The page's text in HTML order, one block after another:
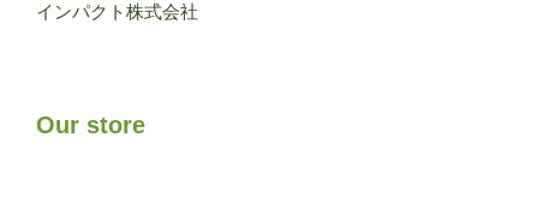
インパクト株式会社
Our store